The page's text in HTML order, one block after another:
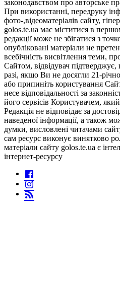
законодавством про авторське
При використанні, передруку
фото-,відеоматеріалів сайту,
golos.te.ua має міститися в
редакції може не збігатися з
опубліковані матеріали не
всебічність висвітлення теми,
Сайтом, відвідувач
разі, якщо Ви не досягли 21-
або припиніть користування
несе відповідальності за
його сервісів Користувачем,
Редакція не відповідає за
наведеної інформації, а також
думки, висловлені читачами
сам ресурс виконує винятково
матеріали сайту golos.te.ua є
інтернет-ресурсу